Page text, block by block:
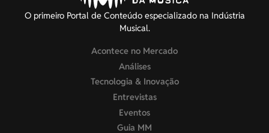
O primeiro Portal de Conteúdo especializado na Indústria
Musical.
Acontece no Mercado
Análises
Tecnologia & Inovação
Entrevistas
Eventos
Guia MM